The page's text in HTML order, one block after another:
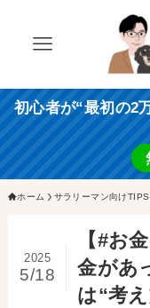
初心者が“最初の2
ホーム サラリーマン向けTIPS
【#お
金があ
は“考
2025
5/18